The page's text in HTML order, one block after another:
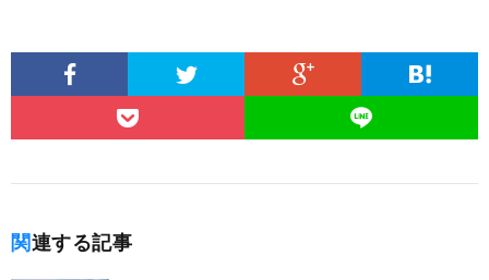
関連する記事